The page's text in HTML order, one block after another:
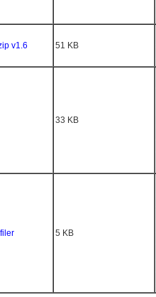
v1.6 51 KB
33 KB
5 KB